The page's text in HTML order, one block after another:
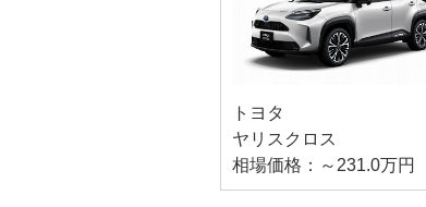
トヨタ
ヤリスクロス
相場価格：～231.0万円